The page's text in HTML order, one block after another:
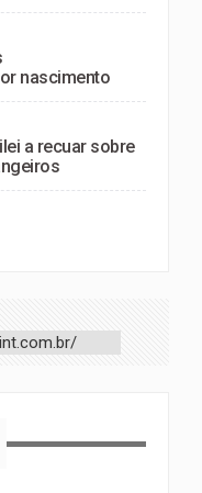
nascimento
a recuar sobre